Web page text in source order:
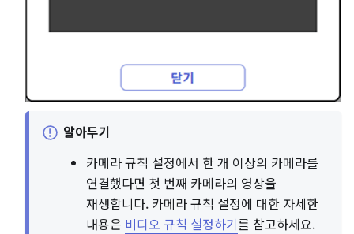
알아두기
카메라 규칙 설정에서 한 개 이상의 카메라를
연결했다면 첫 번째 카메라의 영상을
재생합니다. 카메라 규칙 설정에 대한 자세한
내용은 비디오 규칙 설정하기를 참고하세요.